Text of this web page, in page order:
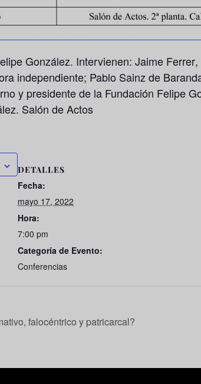
González. Intervienen: Jaime Ferrer
independiente; Pablo Sainz de
y presidente de la Fundación Felipe
Salón de Actos
DETALLES
Fecha:
mayo 17, 2022
Hora:
7:00 pm
Categoría de Evento:
Conferencias
falocéntrico y patricarcal?